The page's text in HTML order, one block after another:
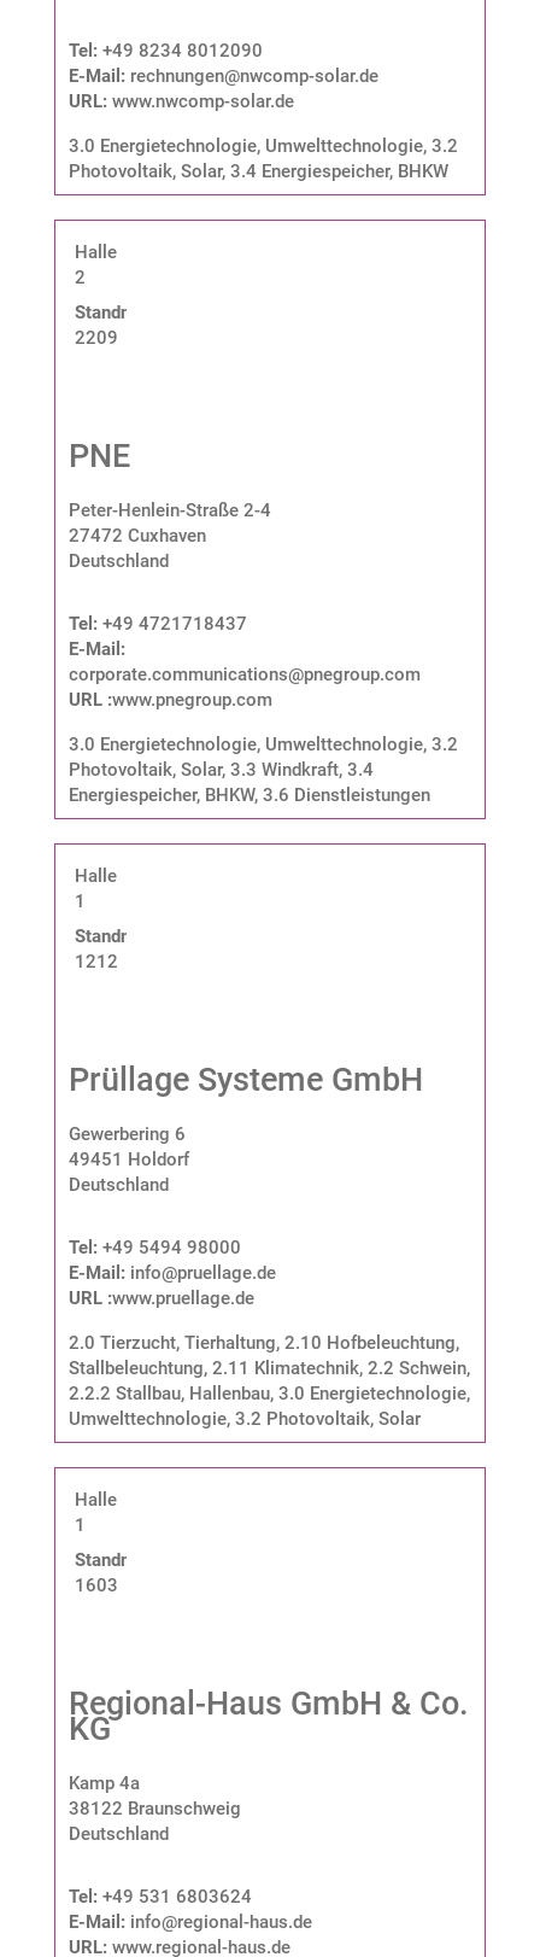
Tel: +49 8234 8012090
E-Mail: rechnungen@nwcomp-solar.de
URL: www.nwcomp-solar.de
3.0 Energietechnologie, Umwelttechnologie, 3.2
Photovoltaik, Solar, 3.4 Energiespeicher, BHKW
Halle
2
Standnummer:
2209
PNE
Peter-Henlein-Straße 2-4
27472 Cuxhaven
Deutschland
Tel: +49 4721718437
E-Mail:
corporate.communications@pnegroup.com
URL :www.pnegroup.com
3.0 Energietechnologie, Umwelttechnologie, 3.2
Photovoltaik, Solar, 3.3 Windkraft, 3.4
Energiespeicher, BHKW, 3.6 Dienstleistungen
Halle
1
Standnummer:
1212
Prüllage Systeme GmbH
Gewerbering 6
49451 Holdorf
Deutschland
Tel: +49 5494 98000
E-Mail: info@pruellage.de
URL :www.pruellage.de
2.0 Tierzucht, Tierhaltung, 2.10 Hofbeleuchtung,
Stallbeleuchtung, 2.11 Klimatechnik, 2.2 Schwein,
2.2.2 Stallbau, Hallenbau, 3.0 Energietechnologie,
Umwelttechnologie, 3.2 Photovoltaik, Solar
Halle
1
Standnummer:
1603
Regional-Haus GmbH & Co.
KG
Kamp 4a
38122 Braunschweig
Deutschland
Tel: +49 531 6803624
E-Mail: info@regional-haus.de
URL: www.regional-haus.de